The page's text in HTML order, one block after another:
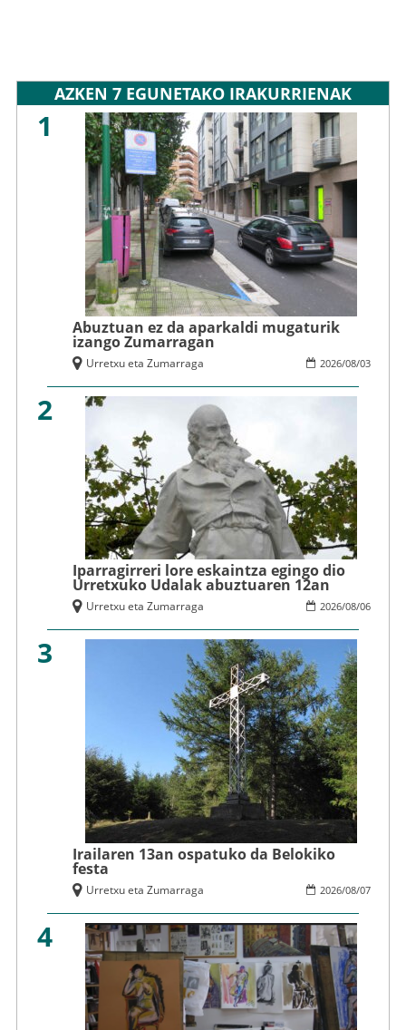
AZKEN 7 EGUNETAKO IRAKURRIENAK
1
Abuztuan ez da aparkaldi mugaturik
izango Zumarragan
2026/08/03
Urretxu eta Zumarraga
2
Iparragirreri lore eskaintza egingo dio
Urretxuko Udalak abuztuaren 12an
2026/08/06
Urretxu eta Zumarraga
3
Irailaren 13an ospatuko da Belokiko
festa
2026/08/07
Urretxu eta Zumarraga
4